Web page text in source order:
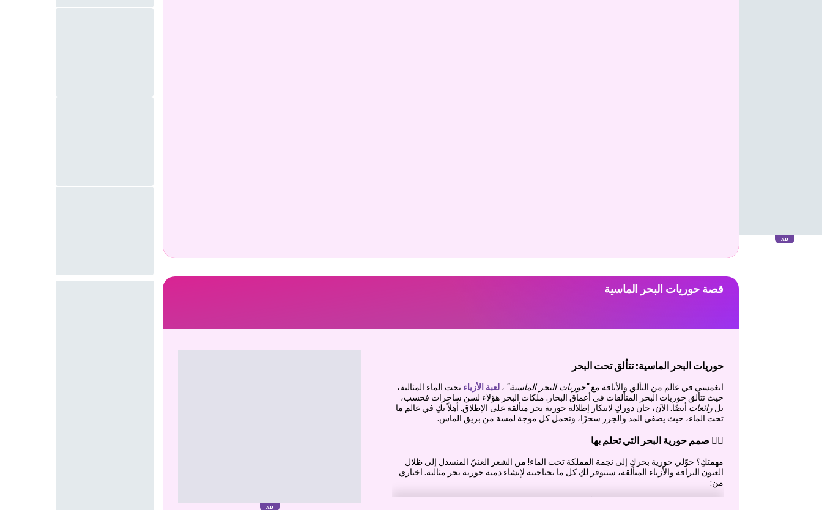
قصة حوريات البحر الماسية
حوريات البحر الماسية: تتألق تحت البحر
انغمسي في عالم من التألق والأناقة مع"حوريات البحر الماسية" ، لعبة الأزياء تحت الماء المثالية،
حيث تتألق حوريات البحر المتألقات في أعماق البحار. ملكات البحر هؤلاء لسن ساحرات فحسب،
بل رائعات أيضًا. الآن، حان دوركِ لابتكار إطلالة حورية بحر متألقة على الإطلاق. أهلاً بكِ في عالم ما
تحت الماء، حيث يضفي المد والجزر سحرًا، وتحمل كل موجة لمسة من بريق الماس.
🧜‍♀️ صمم حورية البحر التي تحلم بها
مهمتكِ؟ حوّلي حورية بحركِ إلى نجمة المملكة تحت الماء! من الشعر الغنيّ المنسدل إلى ظلال
العيون البراقة والأزياء المتألقة، ستتوفر لكِ كل ما تحتاجينه لإنشاء دمية حورية بحر مثالية. اختاري
من: